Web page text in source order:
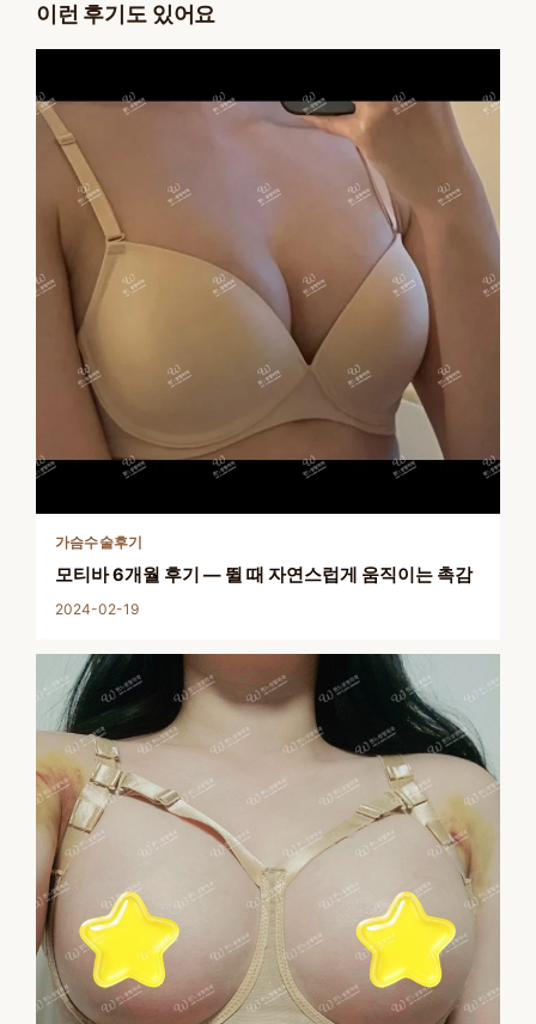
이런 후기도 있어요
가슴수술후기
모티바 6개월 후기 — 뛸 때 자연스럽게 움직이는 촉감
2024-02-19